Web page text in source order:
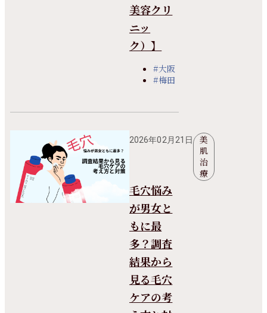
美容クリ
ニッ
ク）】
#大阪
#梅田
2026年02月21日
美
肌
治
療
毛穴悩み
が男女と
もに最
多？調査
結果から
見る毛穴
ケアの考